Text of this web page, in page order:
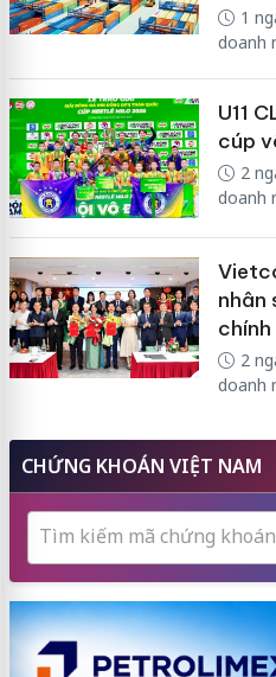
1
doanh
U11
cúp
2
doanh
nhân
chính
2
doanh
CHỨNG KHOÁN VIỆT NAM
Tìm kiếm mã chứng